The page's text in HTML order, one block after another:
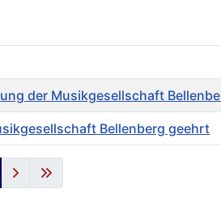
der Musikgesellschaft
Bellenberg geehrt